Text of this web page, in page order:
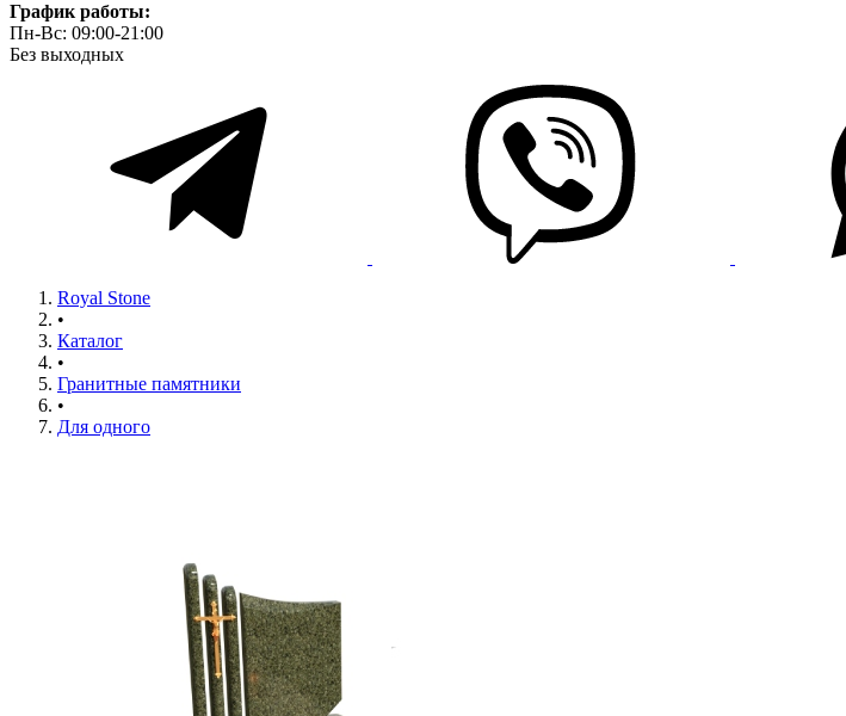
График работы:
Пн-Вс: 09:00-21:00
Без выходных
Royal Stone
•
Каталог
•
Гранитные памятники
•
Для одного